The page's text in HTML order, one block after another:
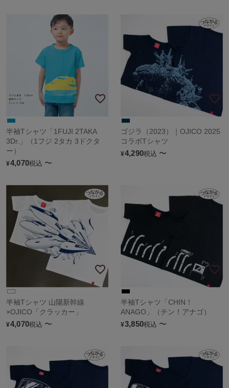
半袖Tシャツ「1FUJI 2TAKA
3Dr.」（1フジ 2タカ 3ドクタ
ー）
¥4,070税込 〜
ゴジラ（2023）｜OJICO 2025
コラボTシャツ
¥4,290税込 〜
半袖Tシャツ 山陽新幹線
×OJICO「クラッカー」
¥4,070税込 〜
半袖Tシャツ「CHIN！
ANAGO」（チン！アナゴ）
¥3,850税込 〜